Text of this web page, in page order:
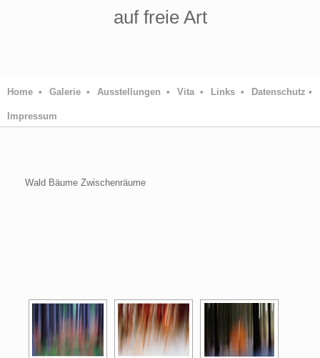
auf freie Art
Home • Galerie • Ausstellungen • Vita • Links • Datenschutz •
Impressum
Wald Bäume Zwischenräume